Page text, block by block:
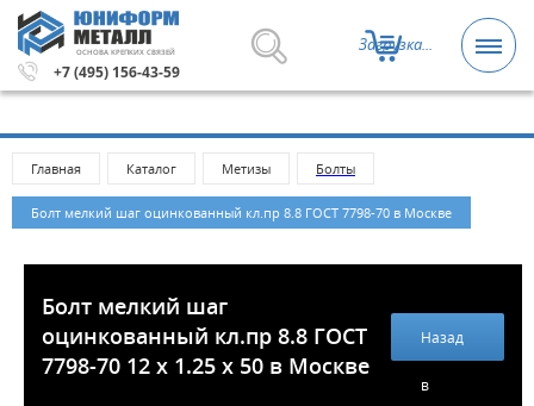
ОСНОВА КРЕПКИХ СВЯЗЕЙ
+7 (495) 156-43-59
Загрузка...
и крепежные изделия оптом. Минимальная
Главная Каталог Метизы Болты
Болт мелкий шаг оцинкованный кл.пр 8.8 ГОСТ 7798-70 в Москве
Болт мелкий шаг
оцинкованный кл.пр 8.8 ГОСТ
7798-70 12 х 1.25 х 50 в Москве
Назад
в